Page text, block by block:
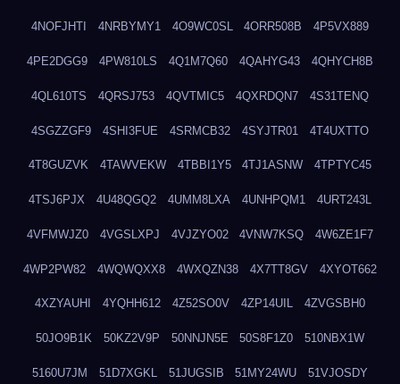
4NOFJHTI 4NRBYMY1 4O9WC0SL 4ORR508B 4P5VX889
4PE2DGG9 4PW810LS 4Q1M7Q60 4QAHYG43 4QHYCH8B
4QL610TS 4QRSJ753 4QVTMIC5 4QXRDQN7 4S31TENQ
4SGZZGF9 4SHI3FUE 4SRMCB32 4SYJTR01 4T4UXTTO
4T8GUZVK 4TAWVEKW 4TBBI1Y5 4TJ1ASNW 4TPTYC45
4TSJ6PJX 4U48QGQ2 4UMM8LXA 4UNHPQM1 4URT243L
4VFMWJZ0 4VGSLXPJ 4VJZYO02 4VNW7KSQ 4W6ZE1F7
4WP2PW82 4WQWQXX8 4WXQZN38 4X7TT8GV 4XYOT662
4XZYAUHI 4YQHH612 4Z52SO0V 4ZP14UIL 4ZVGSBH0
50JO9B1K 50KZ2V9P 50NNJN5E 50S8F1Z0 510NBX1W
5160U7JM 51D7XGKL 51JUGSIB 51MY24WU 51VJOSDY